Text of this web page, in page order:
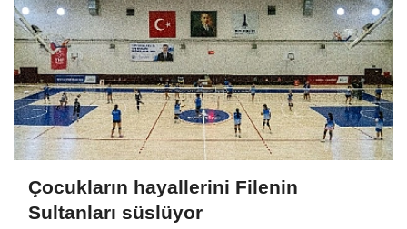
Çocukların hayallerini Filenin
Sultanları süslüyor